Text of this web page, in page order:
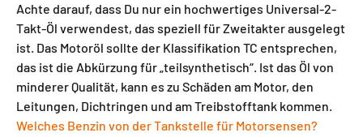
Achte darauf, dass Du nur ein hochwertiges Universal-2-
Takt-Öl verwendest, das speziell für Zweitakter ausgelegt
ist. Das Motoröl sollte der Klassifikation TC entsprechen,
das ist die Abkürzung für „teilsynthetisch“. Ist das Öl von
minderer Qualität, kann es zu Schäden am Motor, den
Leitungen, Dichtringen und am Treibstofftank kommen.
Welches Benzin von der Tankstelle für Motorsensen?